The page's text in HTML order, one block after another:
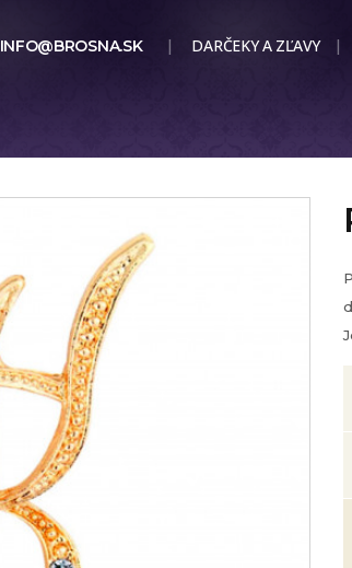
INFO@BROSNA.SK DARČEKY A ZĽAVY